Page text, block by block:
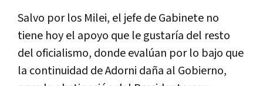
Salvo por los Milei, el jefe de Gabinete no
tiene hoy el apoyo que le gustaría del resto
del oficialismo, donde evalúan por lo bajo que
la continuidad de Adorni daña al Gobierno,